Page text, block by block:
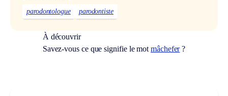
parodontologue parodontiste
À découvrir
Savez-vous ce que signifie le motmâchefer?